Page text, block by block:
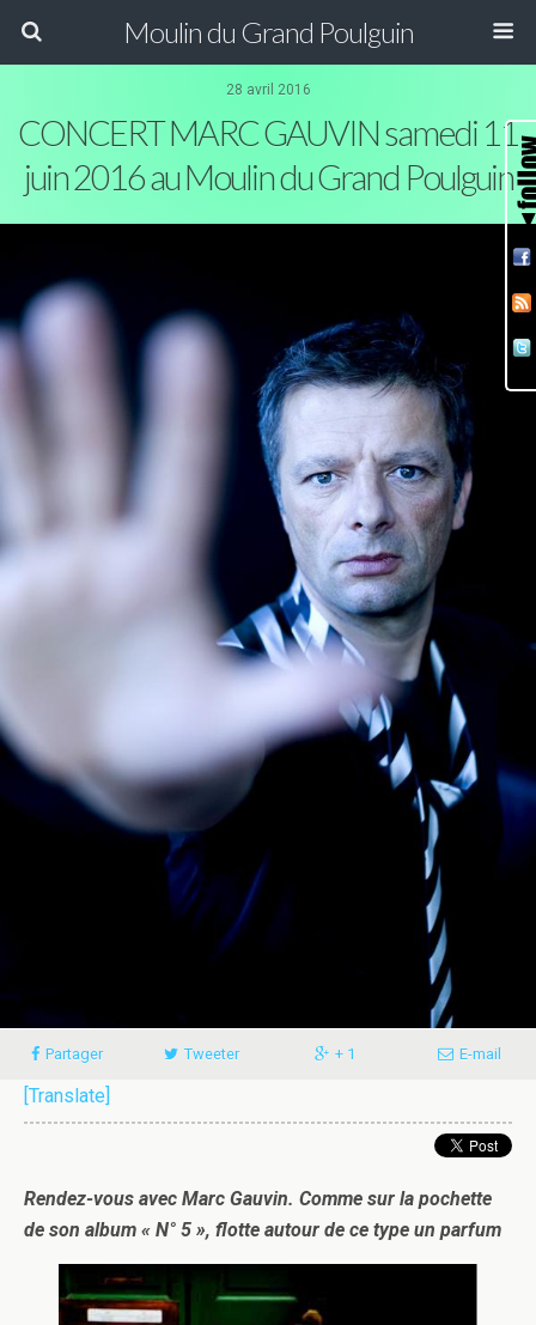
Moulin du Grand Poulguin
28 avril 2016
CONCERT MARC GAUVIN samedi 11
juin 2016 au Moulin du Grand Poulguin
Partager Tweeter + 1 E-mail
[Translate]
Rendez-vous avec Marc Gauvin. Comme sur la pochette
de son album « N° 5 », flotte autour de ce type un parfum